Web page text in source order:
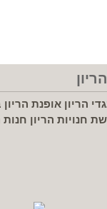
הריון אופנת
הריון חנות הבית :